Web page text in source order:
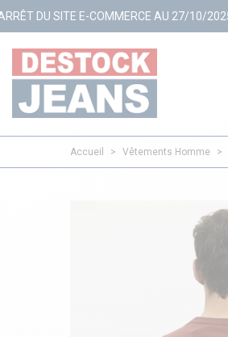
AU 27/10/2025 + d'infos
Accueil > Vêtements Homme >